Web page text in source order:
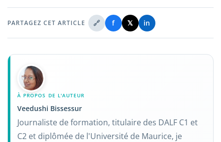
PARTAGEZ CET ARTICLE 🔗 f 𝕏 in
À PROPOS DE L'AUTEUR
Veedushi Bissessur
Journaliste de formation, titulaire des DALF C1 et
C2 et diplômée de l'Université de Maurice, je